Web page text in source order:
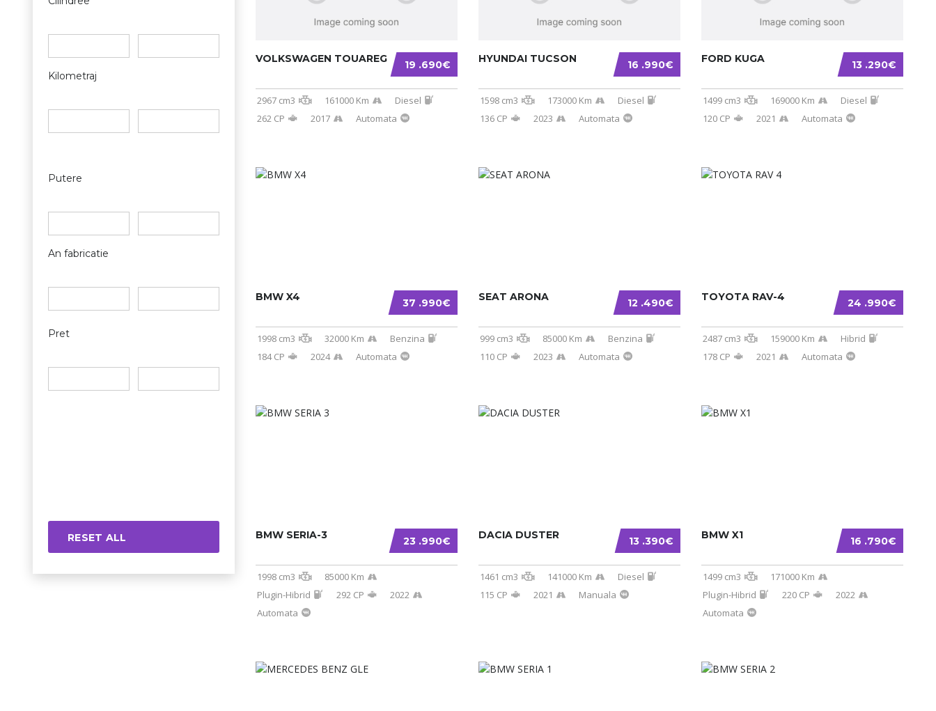
Kilometraj
Putere
An fabricatie
Pret
RESET ALL
19 .690€
VOLKSWAGEN TOUAREG
2967 cm3 161000 Km
Diesel
262 CP
2017 Automata
16 .990€
HYUNDAI TUCSON
1598 cm3 173000 Km
Diesel
136 CP
2023 Automata
13 .290€
FORD KUGA
1499 cm3 169000 Km
Diesel
120 CP
2021 Automata
37 .990€
BMW X4
1998 cm3 32000 Km
Benzina
184 CP
2024 Automata
12 .490€
SEAT ARONA
999 cm3 85000 Km
Benzina
110 CP
2023 Automata
24 .990€
TOYOTA RAV-4
2487 cm3 159000 Km
Hibrid
178 CP
2021 Automata
23 .990€
BMW SERIA-3
1998 cm3
85000 Km
Plugin-Hibrid
292 CP
2022
Automata
13 .390€
DACIA DUSTER
1461 cm3 141000 Km
Diesel
115 CP
2021 Manuala
16 .790€
BMW X1
1499 cm3
171000 Km
Plugin-Hibrid
220 CP
2022
Automata